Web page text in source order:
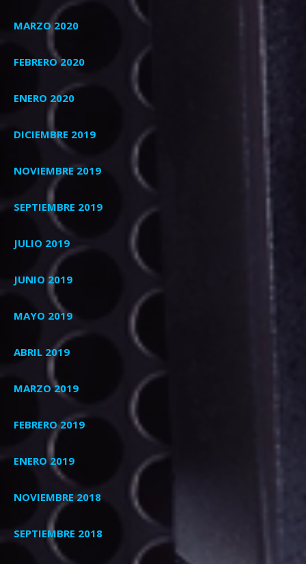
MARZO 2020
FEBRERO 2020
ENERO 2020
DICIEMBRE 2019
NOVIEMBRE 2019
SEPTIEMBRE 2019
JULIO 2019
JUNIO 2019
MAYO 2019
ABRIL 2019
MARZO 2019
FEBRERO 2019
ENERO 2019
NOVIEMBRE 2018
SEPTIEMBRE 2018